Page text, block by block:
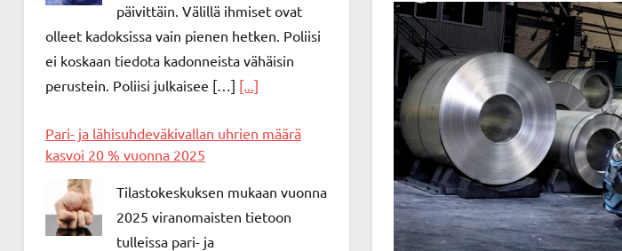
päivittäin. Välillä ihmiset ovat
olleet kadoksissa vain pienen hetken. Poliisi
ei koskaan tiedota kadonneista vähäisin
perustein. Poliisi julkaisee […] [...]
Pari- ja lähisuhdeväkivallan uhrien määrä
kasvoi 20 % vuonna 2025
Tilastokeskuksen mukaan vuonna
2025 viranomaisten tietoon
tulleissa pari- ja